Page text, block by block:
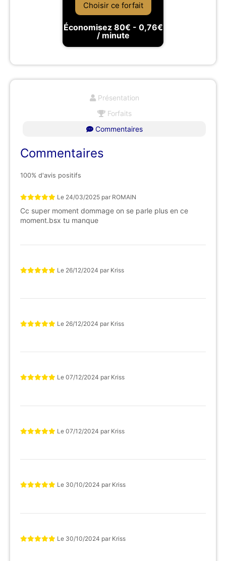
Choisir ce forfait
Économisez 80€ - 0,76€
/ minute
Présentation
Forfaits
Commentaires
Commentaires
100% d'avis positifs
Le 24/03/2025 par ROMAIN
Cc super moment dommage on se parle plus en ce
moment.bsx tu manque
Le 26/12/2024 par Kriss
Le 26/12/2024 par Kriss
Le 07/12/2024 par Kriss
Le 07/12/2024 par Kriss
Le 30/10/2024 par Kriss
Le 30/10/2024 par Kriss